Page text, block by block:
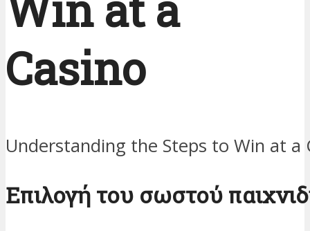
Casino
Understanding the Steps to Win at a
Επιλογή του σωστού